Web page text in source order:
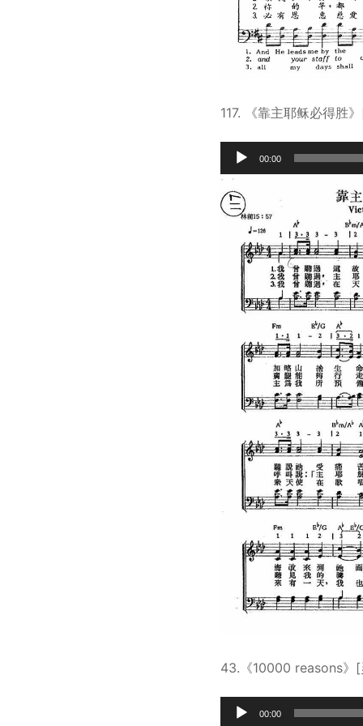
117. 《靠主耶稣必得胜
Audio
Player
00:00
43.《10000 reasons》
Audio
00:00